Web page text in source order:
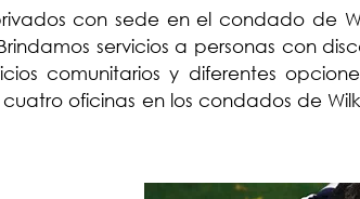
con sede en el condado de
servicios a personas con
comunitarios y diferentes
oficinas en los condados de